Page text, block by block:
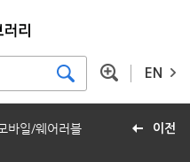
EN
이전
모바일/웨어러블